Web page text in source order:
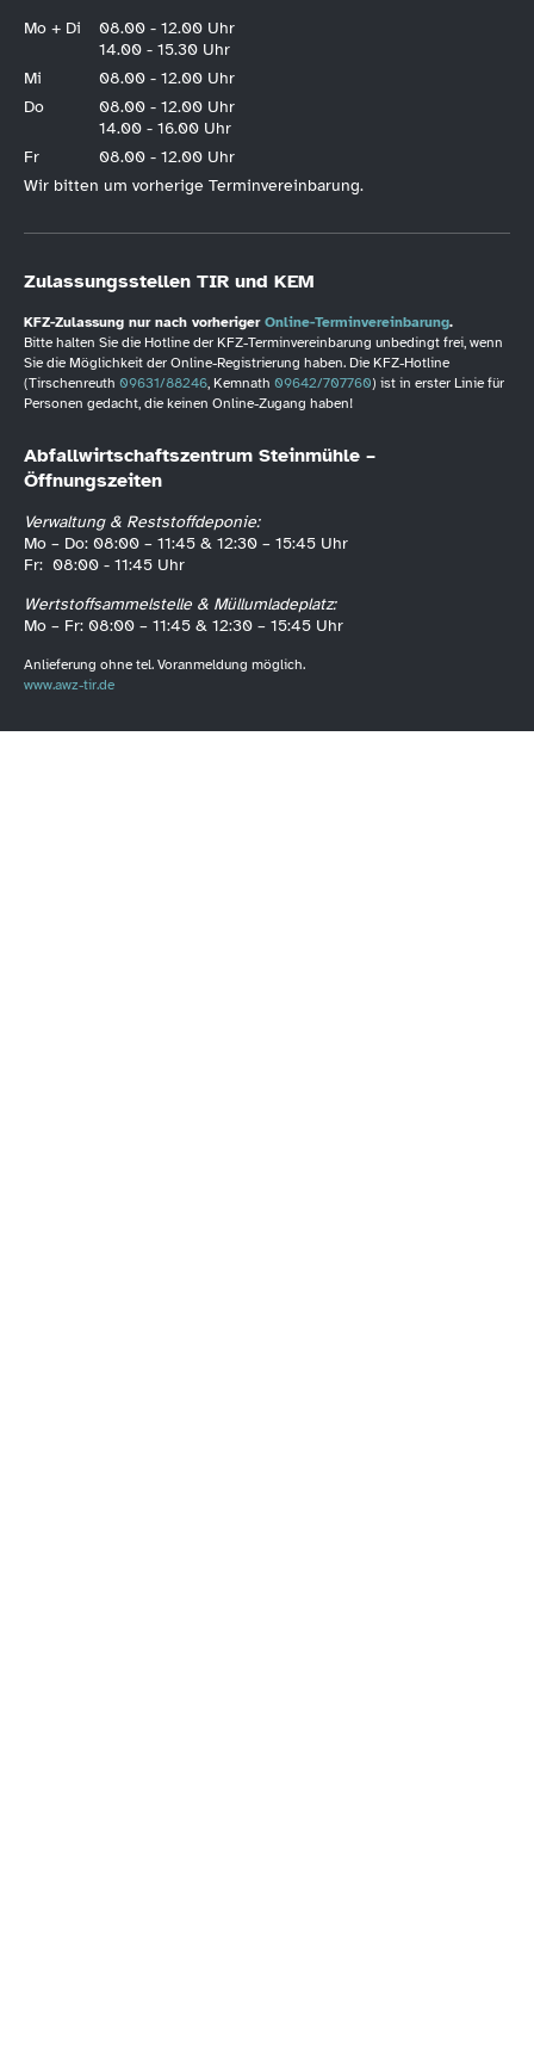
Mo + Di
08.00 - 12.00 Uhr
14.00 - 15.30 Uhr
Mi
08.00 - 12.00 Uhr
Do
08.00 - 12.00 Uhr
14.00 - 16.00 Uhr
Fr
08.00 - 12.00 Uhr
Wir bitten um vorherige Terminvereinbarung.
Zulassungsstellen TIR und KEM
KFZ-Zulassung nur nach vorheriger Online-Terminvereinbarung.
Bitte halten Sie die Hotline der KFZ-Terminvereinbarung unbedingt frei, wenn
Sie die Möglichkeit der Online-Registrierung haben. Die KFZ-Hotline
(Tirschenreuth 09631/88246, Kemnath 09642/707760) ist in erster Linie für
Personen gedacht, die keinen Online-Zugang haben!
Abfallwirtschaftszentrum Steinmühle –
Öffnungszeiten
Verwaltung & Reststoffdeponie:
Mo – Do: 08:00 – 11:45 & 12:30 – 15:45 Uhr
Fr: 08:00 - 11:45 Uhr
Wertstoffsammelstelle & Müllumladeplatz:
Mo – Fr: 08:00 – 11:45 & 12:30 – 15:45 Uhr
Anlieferung ohne tel. Voranmeldung möglich.
www.awz-tir.de